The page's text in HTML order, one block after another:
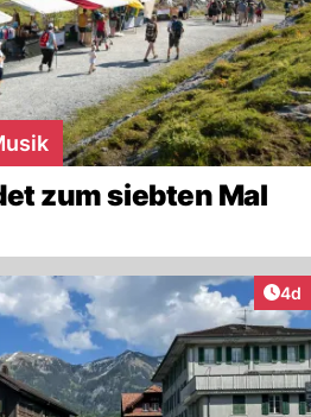
zum siebten Mal
4d